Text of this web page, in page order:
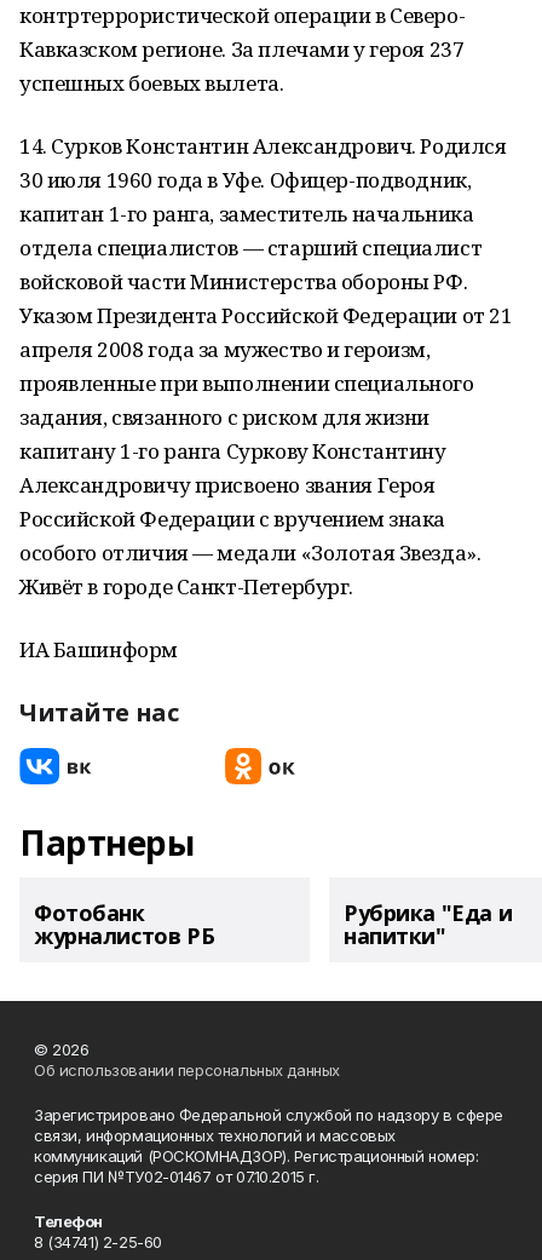
контртеррористической операции в Северо-
Кавказском регионе. За плечами у героя 237
успешных боевых вылета.
14. Сурков Константин Александрович. Родился
30 июля 1960 года в Уфе. Офицер-подводник,
капитан 1-го ранга, заместитель начальника
отдела специалистов — старший специалист
войсковой части Министерства обороны РФ.
Указом Президента Российской Федерации от 21
апреля 2008 года за мужество и героизм,
проявленные при выполнении специального
задания, связанного с риском для жизни
капитану 1-го ранга Суркову Константину
Александровичу присвоено звания Героя
Российской Федерации с вручением знака
особого отличия — медали «Золотая Звезда».
Живёт в городе Санкт-Петербург.
ИА Башинформ
Читайте нас
Партнеры
Фотобанк
журналистов РБ
Рубрика "Еда и
напитки"
© 2026
Об использовании персональных данных
Зарегистрировано Федеральной службой по надзору в сфере
связи, информационных технологий и массовых
коммуникаций (РОСКОМНАДЗОР). Регистрационный номер:
серия ПИ №ТУ02-01467 от 07.10.2015 г.
Телефон
8 (34741) 2-25-60